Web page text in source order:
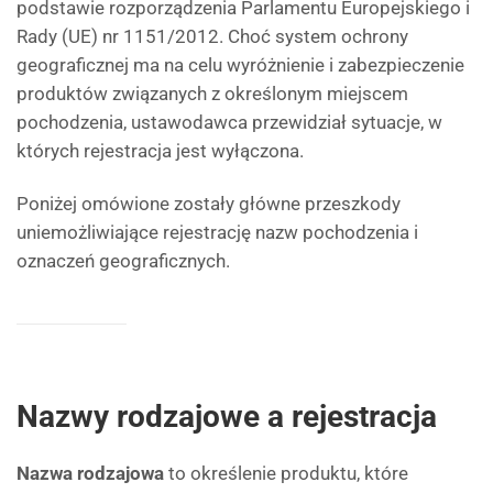
podstawie rozporządzenia Parlamentu Europejskiego i
Rady (UE) nr 1151/2012. Choć system ochrony
geograficznej ma na celu wyróżnienie i zabezpieczenie
produktów związanych z określonym miejscem
pochodzenia, ustawodawca przewidział sytuacje, w
których rejestracja jest wyłączona.
Poniżej omówione zostały główne przeszkody
uniemożliwiające rejestrację nazw pochodzenia i
oznaczeń geograficznych.
Nazwy rodzajowe a rejestracja
Nazwa rodzajowa to określenie produktu, które